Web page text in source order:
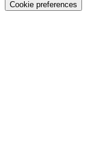
Cookie preferences